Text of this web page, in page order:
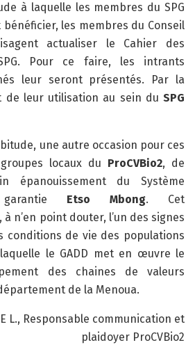
à laquelle les membres du SPG
bénéficier, les membres du Conseil
actualiser le Cahier des
Pour ce faire, les intrants
leur seront présentés. Par la
de leur utilisation au sein du SPG
une autre occasion pour ces
locaux du ProCVBio2, de
épanouissement du Système
Etso Mbong. Cet
n’en point douter, l’un des signes
conditions de vie des populations
le GADD met en œuvre le
des chaines de valeurs
de la Menoua.
L., Responsable communication et
plaidoyer ProCVBio2